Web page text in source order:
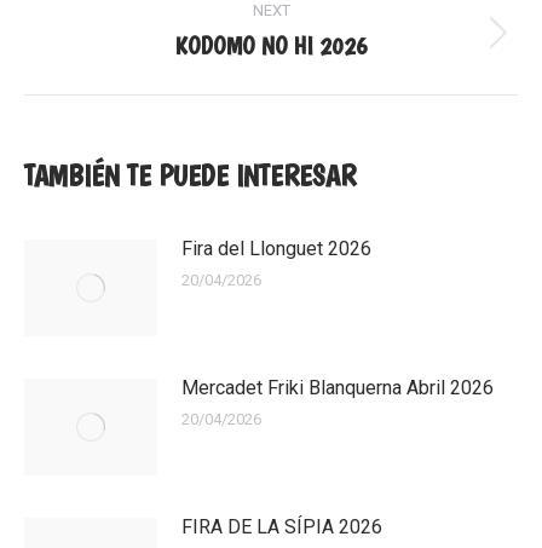
NEXT
Next
KODOMO NO HI 2026
TAMBIÉN TE PUEDE INTERESAR
Fira del Llonguet 2026
20/04/2026
Mercadet Friki Blanquerna Abril 2026
20/04/2026
FIRA DE LA SÍPIA 2026